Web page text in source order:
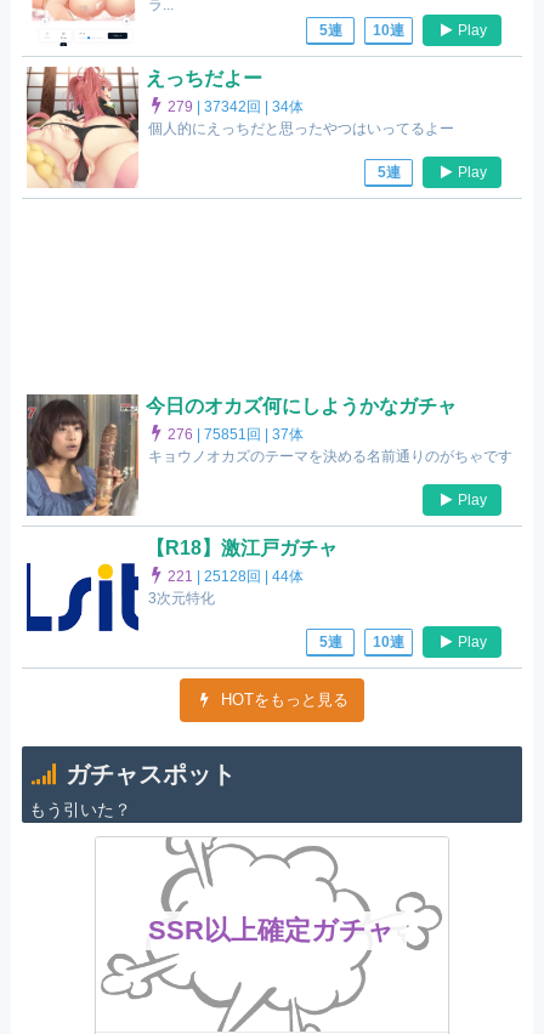
ラ...
5連
10連 Play
えっちだよー
279 |37342回 |34体
個人的にえっちだと思ったやつはいってるよー
5連 Play
今日のオカズ何にしようかなガチャ
276 |75851回 |37体
キョウノオカズのテーマを決める名前通りのがちゃです
Play
【R18】激江戸ガチャ
221 |25128回 |44体
3次元特化
5連 10連 Play
HOTをもっと見る
ガチャスポット
もう引いた？
SSR以上確定ガチャ